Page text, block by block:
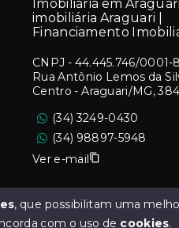
Imobiliária em Araguari
imobiliária Araguari |
Financiamento
CNPJ - 44.445.746/0001-
Rua Antônio Lemos da
Centro - Araguari/MG,
(34) 3249-0430
(34) 98897-5948
Ver e-mail
, que possibilitam uma
com o uso de cookies.